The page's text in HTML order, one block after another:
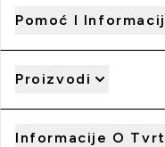
Pomoć I
Proizvodi
Informacije O